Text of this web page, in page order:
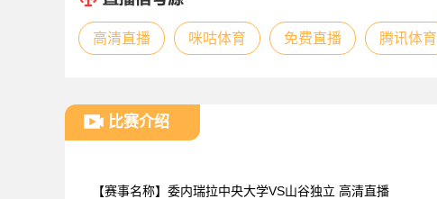
高清直播 咪咕体育 免费直播 腾讯体育
比赛介绍
【赛事名称】 委内瑞拉中央大学VS山谷独立 高清直播